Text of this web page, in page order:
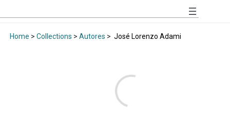
Home > Collections > Autores > José Lorenzo Adami